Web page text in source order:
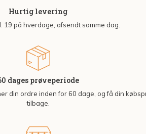
Hurtig levering
19 på hverdage, afsendt samme dag.
dages prøveperiode
din ordre inden for 60 dage, og få din
tilbage.